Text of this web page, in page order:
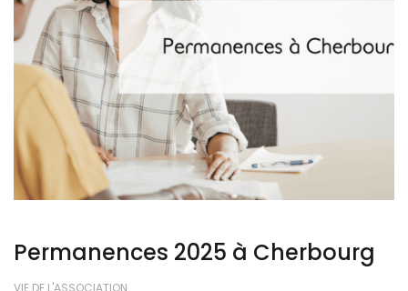
Permanences 2025 à Cherbourg
VIE DE L'ASSOCIATION